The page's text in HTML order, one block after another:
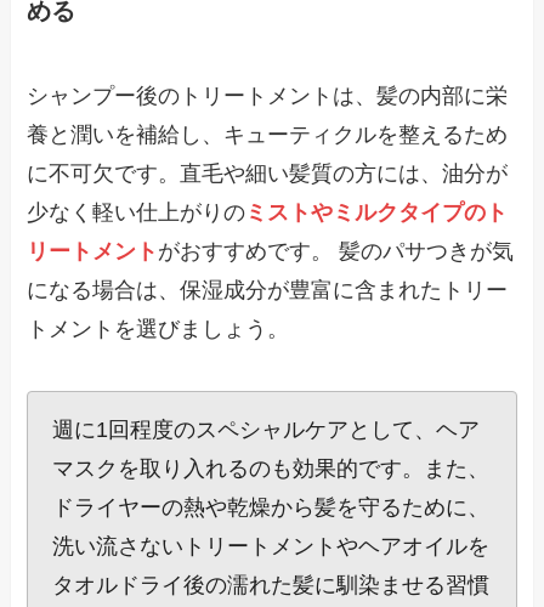
める
シャンプー後のトリートメントは、髪の内部に栄
養と潤いを補給し、キューティクルを整えるため
に不可欠です。直毛や細い髪質の方には、油分が
少なく軽い仕上がりの ミストやミルクタイプのト
リートメント がおすすめです。 髪のパサつきが気
になる場合は、保湿成分が豊富に含まれたトリー
トメントを選びましょう。
週に1回程度のスペシャルケアとして、ヘア
マスクを取り入れるのも効果的です。また、
ドライヤーの熱や乾燥から髪を守るために、
洗い流さないトリートメントやヘアオイルを
タオルドライ後の濡れた髪に馴染ませる習慣